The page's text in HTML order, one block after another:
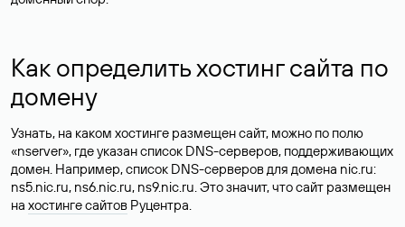
Как определить хостинг сайта по
домену
Узнать, на каком хостинге размещен сайт, можно по полю
«nserver», где указан список DNS-серверов, поддерживающих
домен. Например, список DNS-серверов для домена nic.ru:
ns5.nic.ru, ns6.nic.ru, ns9.nic.ru. Это значит, что сайт размещен
на хостинге сайтов Руцентра.